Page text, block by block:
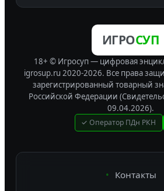
ИГРОСУП
18+ © Игросуп — цифровая
igrosup.ru 2020-2026. Все права
зарегистрированный товарный
Российской Федерации
09.04.2026).
✓ Оператор ПДн РКН
Контакты